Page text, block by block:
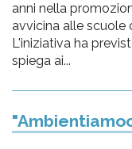
anni nella
avvicina alle scuole
L'iniziativa ha
spiega ai...